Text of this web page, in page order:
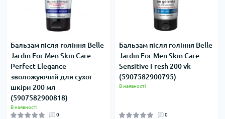
Бальзам після гоління Belle
Jardin For Men Skin Care
Perfect Elegance
зволожуючий для сухої
шкіри 200 мл
(5907582900818)
В наявності
0
Бальзам після гоління Belle
Jardin For Men Skin Care
Sensitive Fresh 200 vk
(5907582900795)
В наявності
0